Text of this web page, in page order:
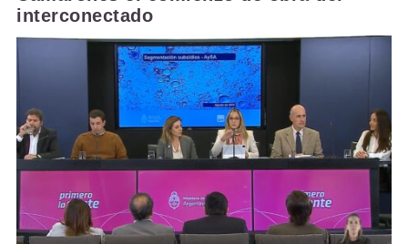
interconectado